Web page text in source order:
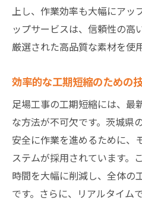
上し、作業効率も大幅にアッ
ップサービスは、信頼性の高
厳選された高品質な素材を使
効率的な工期短縮のための
足場工事の工期短縮には、最
な方法が不可欠です。茨城県
安全に作業を進めるために、
ステムが採用されています。
時間を大幅に削減し、全体の
です。さらに、リアルタイム